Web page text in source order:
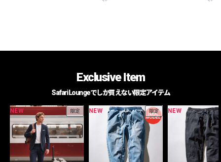
Exclusive Item
Safari Loungeでしか買えない限定アイテム
NEW 限定 NEW 限定 NEW